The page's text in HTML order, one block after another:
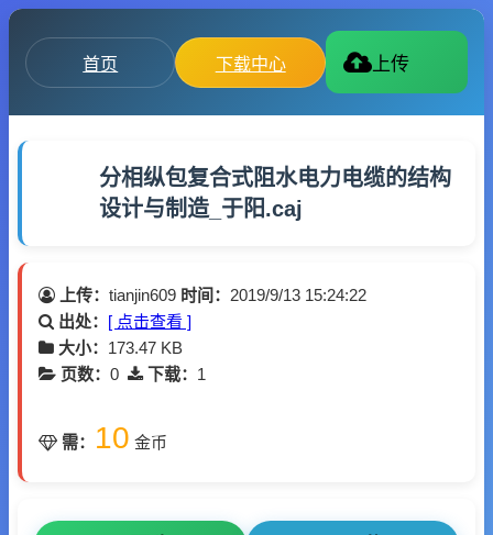
首页 下载中心 上传
分相纵包复合式阻水电力电缆的结构
设计与制造_于阳.caj
上传： tianjin609 时间： 2019/9/13 15:24:22
出处： [ 点击查看 ]
大小： 173.47 KB
页数： 0 下载： 1
需： 10 金币